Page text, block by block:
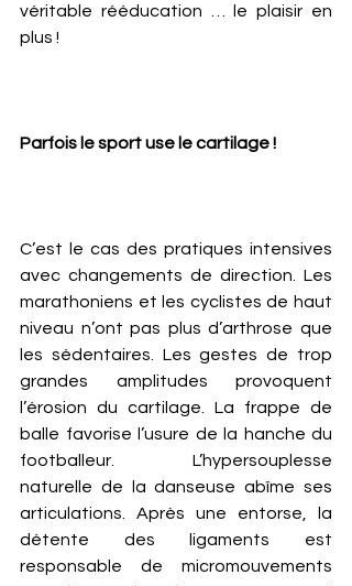
véritable rééducation … le plaisir en
plus !
Parfois le sport use le cartilage !
C’est le cas des pratiques intensives
avec changements de direction. Les
marathoniens et les cyclistes de haut
niveau n’ont pas plus d’arthrose que
les sédentaires. Les gestes de trop
grandes amplitudes provoquent
l’érosion du cartilage. La frappe de
balle favorise l’usure de la hanche du
footballeur. L’hypersouplesse
naturelle de la danseuse abîme ses
articulations. Après une entorse, la
détente des ligaments est
responsable de micromouvements